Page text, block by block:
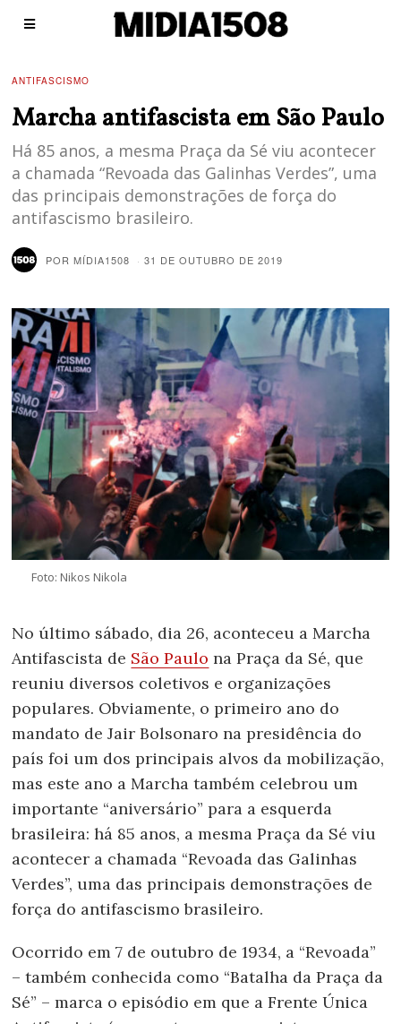
ANTIFASCISMO
Marcha antifascista em São Paulo
Há 85 anos, a mesma Praça da Sé viu acontecer
a chamada “Revoada das Galinhas Verdes”, uma
das principais demonstrações de força do
antifascismo brasileiro.
PORMÍDIA1508 31 DE OUTUBRO DE 2019
Foto: Nikos Nikola
No último sábado, dia 26, aconteceu a Marcha
Antifascista de São Paulo na Praça da Sé, que
reuniu diversos coletivos e organizações
populares. Obviamente, o primeiro ano do
mandato de Jair Bolsonaro na presidência do
país foi um dos principais alvos da mobilização,
mas este ano a Marcha também celebrou um
importante “aniversário” para a esquerda
brasileira: há 85 anos, a mesma Praça da Sé viu
acontecer a chamada “Revoada das Galinhas
Verdes”, uma das principais demonstrações de
força do antifascismo brasileiro.
Ocorrido em 7 de outubro de 1934, a “Revoada”
– também conhecida como “Batalha da Praça da
Sé” – marca o episódio em que a Frente Única